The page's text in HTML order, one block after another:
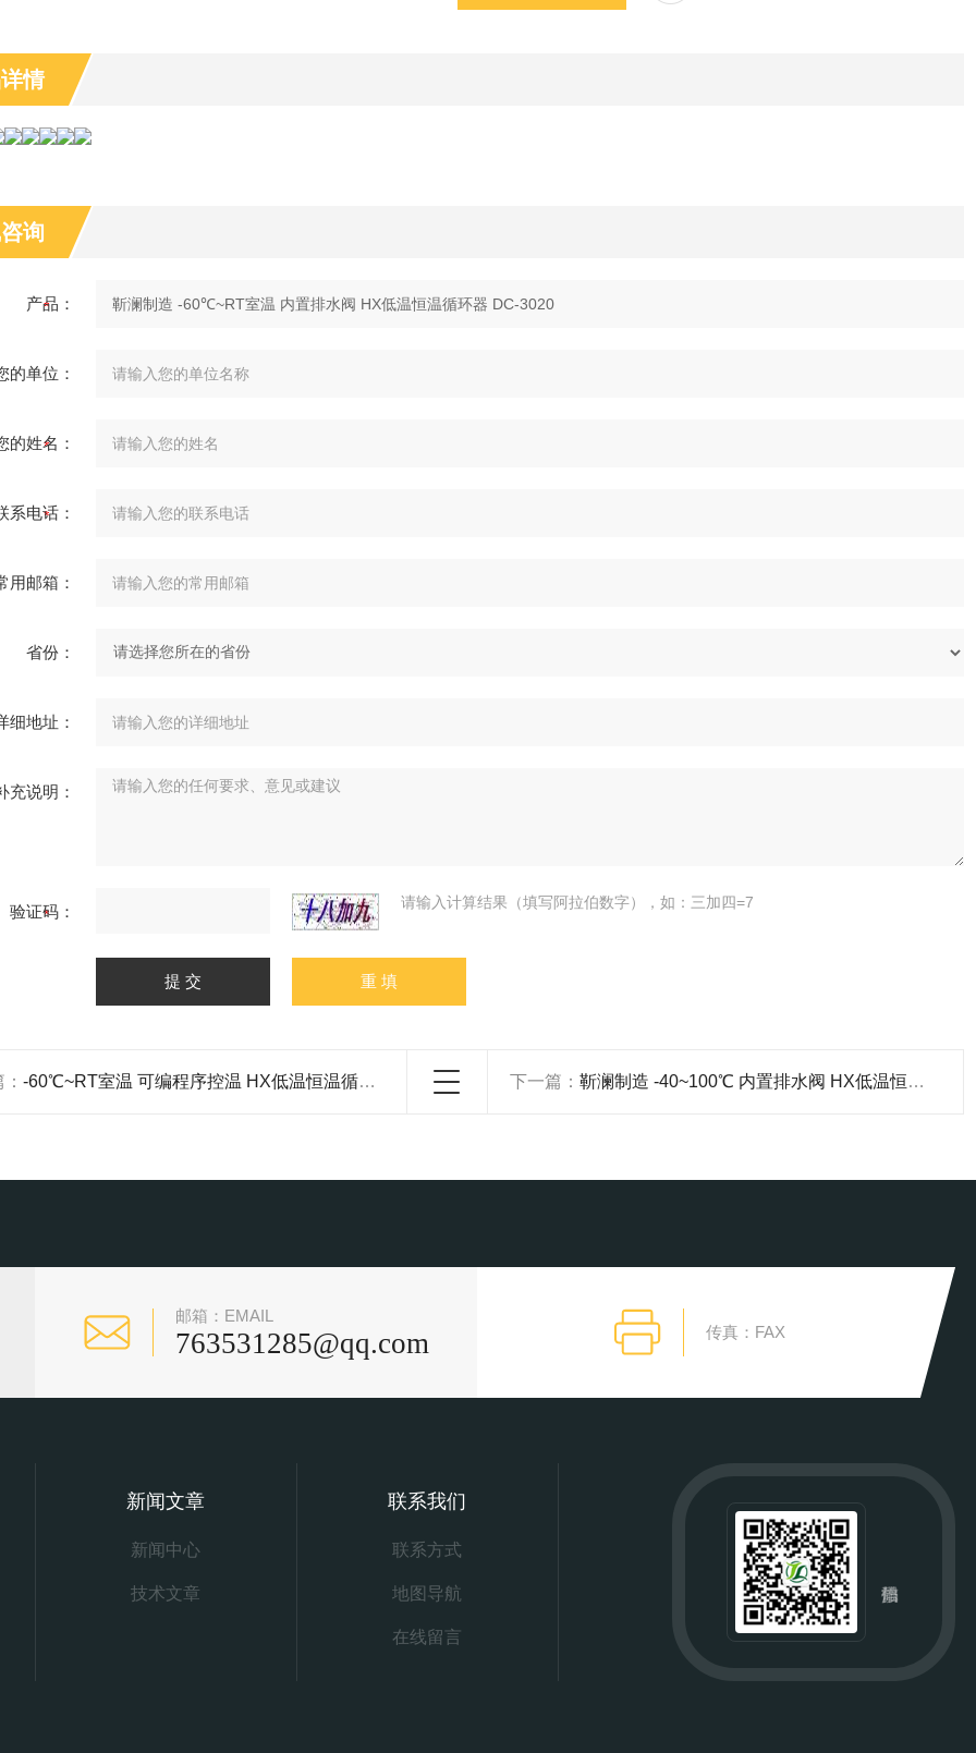
情
询
产品：
的单位：
的姓名：
系电话：
用邮箱：
省份：
细地址：
充说明：
验证码： 请输入计算结果（填写阿拉伯数字），如：三加四=7
-60℃~RT室温 可编程序控温 HX低温恒温循环器 DC-1015 靳澜制造 下一篇：靳澜制造 -40~100℃ 内置排水阀 HX低温恒温循环器 DC-3020
邮箱：EMAIL
763531285@qq.com 传真：FAX
新闻文章
新闻中心
技术文章
联系我们
联系方式
地图导航
在线留言